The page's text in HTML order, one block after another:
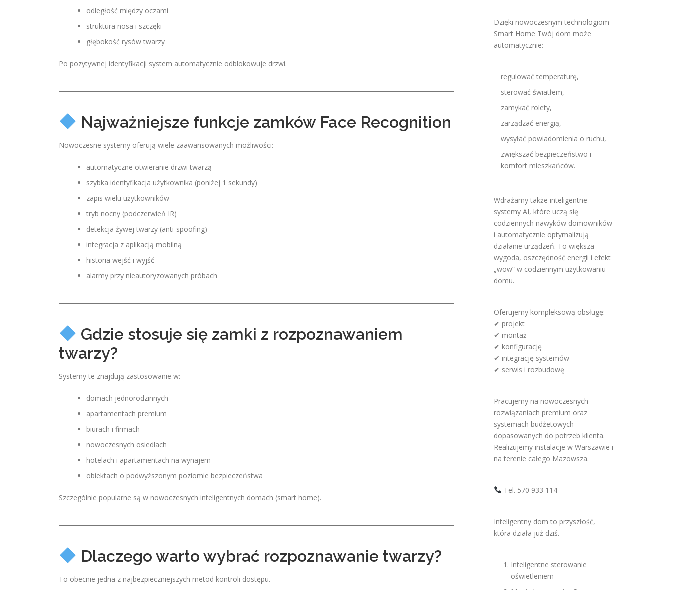
odległość między oczami
struktura nosa i szczęki
głębokość rysów twarzy
Po pozytywnej identyfikacji system automatycznie odblokowuje drzwi.
Najważniejsze funkcje zamków Face Recognition
Nowoczesne systemy oferują wiele zaawansowanych możliwości:
automatyczne otwieranie drzwi twarzą
szybka identyfikacja użytkownika (poniżej 1 sekundy)
zapis wielu użytkowników
tryb nocny (podczerwień IR)
detekcja żywej twarzy (anti-spoofing)
integracja z aplikacją mobilną
historia wejść i wyjść
alarmy przy nieautoryzowanych próbach
Gdzie stosuje się zamki z rozpoznawaniem
twarzy?
Systemy te znajdują zastosowanie w:
domach jednorodzinnych
apartamentach premium
biurach i firmach
nowoczesnych osiedlach
hotelach i apartamentach na wynajem
obiektach o podwyższonym poziomie bezpieczeństwa
Szczególnie popularne są w nowoczesnych inteligentnych domach (smart home).
Dlaczego warto wybrać rozpoznawanie twarzy?
To obecnie jedna z najbezpieczniejszych metod kontroli dostępu.
Dzięki nowoczesnym technologiom
Smart Home Twój dom może
automatycznie:
regulować temperaturę,
sterować światłem,
zamykać rolety,
zarządzać energią,
wysyłać powiadomienia o ruchu,
zwiększać bezpieczeństwo i
komfort mieszkańców.
Wdrażamy także inteligentne
systemy AI, które uczą się
codziennych nawyków domowników
i automatycznie optymalizują
działanie urządzeń. To większa
wygoda, oszczędność energii i efekt
„wow” w codziennym użytkowaniu
domu.
Oferujemy kompleksową obsługę:
✔ projekt
✔ montaż
✔ konfigurację
✔ integrację systemów
✔ serwis i rozbudowę
Pracujemy na nowoczesnych
rozwiązaniach premium oraz
systemach budżetowych
dopasowanych do potrzeb klienta.
Realizujemy instalacje w Warszawie i
na terenie całego Mazowsza.
Tel. 570 933 114
Inteligentny dom to przyszłość,
która działa już dziś.
Inteligentne sterowanie
oświetleniem